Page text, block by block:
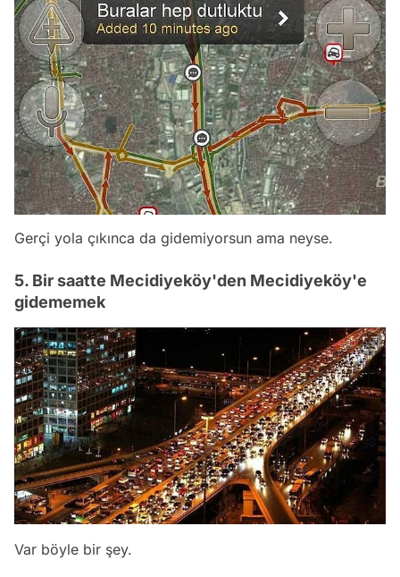
Gerçi yola çıkınca da gidemiyorsun ama neyse.
5. Bir saatte Mecidiyeköy'den Mecidiyeköy'e
gidememek
Var böyle bir şey.